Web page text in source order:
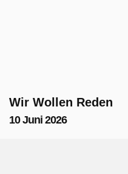
Wir Wollen Reden
10 Juni 2026